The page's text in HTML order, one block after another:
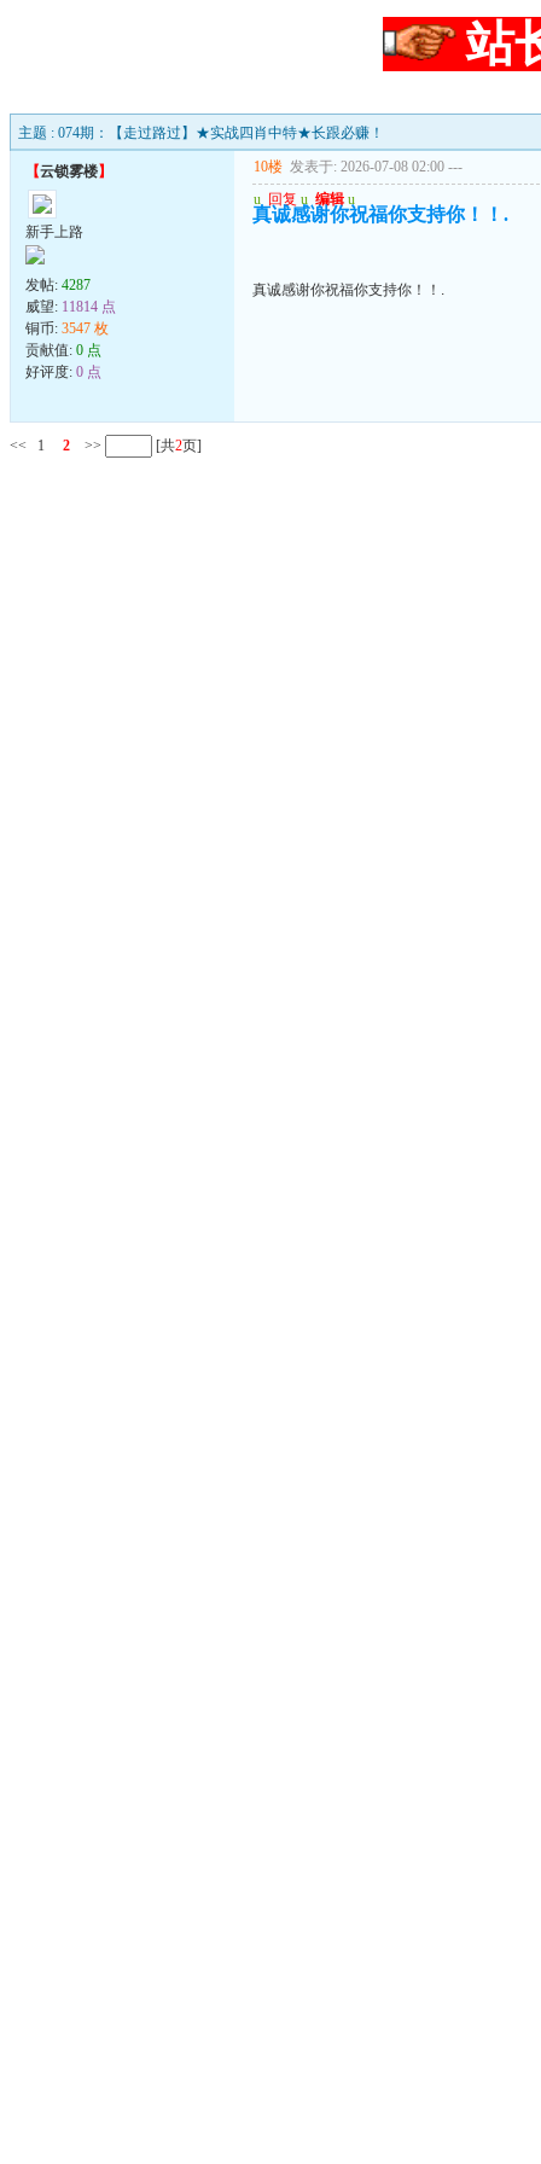
站
主题 : 074期：【走过路过】★实战四肖中特★长跟必赚！
【云锁雾楼】
新手上路
发帖: 4287
威望: 11814 点
铜币: 3547 枚
贡献值: 0 点
好评度: 0 点
10楼 发表于: 2026-07-08 02:00 ---
u 回复 u 编辑 u
真诚感谢你祝福你支持你！！.
真诚感谢你祝福你支持你！！.
<< 1 2 >> [共2页]